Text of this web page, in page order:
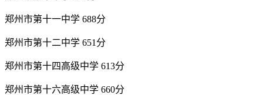
郑州市第十一中学 688分
郑州市第十二中学 651分
郑州市第十四高级中学 613分
郑州市第十六高级中学 660分